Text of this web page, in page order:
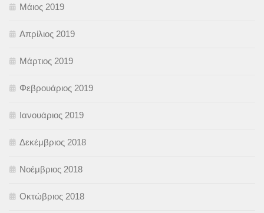
Μάιος 2019
Απρίλιος 2019
Μάρτιος 2019
Φεβρουάριος 2019
Ιανουάριος 2019
Δεκέμβριος 2018
Νοέμβριος 2018
Οκτώβριος 2018